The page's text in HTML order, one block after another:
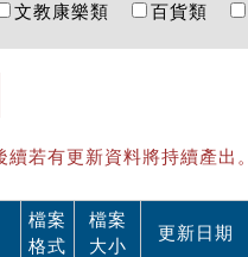
文教康樂類 百貨類
若有更新資料將持續產出。
檔案
格式
檔案
大小
更新日期